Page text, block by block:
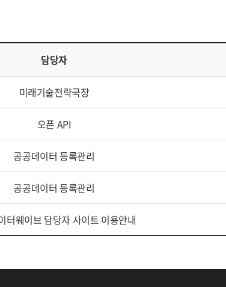
담당자
미래기술전략국장
오픈 API
공공데이터 등록관리
공공데이터 등록관리
터웨이브 담당자 사이트 이용안내